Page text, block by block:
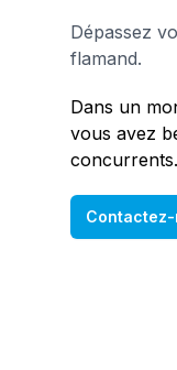
Dépassez
flamand.
Dans un
vous avez
Contactez-